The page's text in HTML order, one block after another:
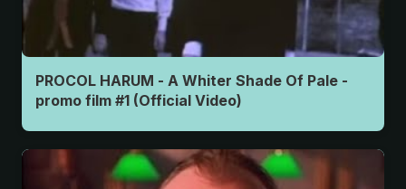
PROCOL HARUM - A Whiter Shade Of Pale -
promo film #1 (Official Video)